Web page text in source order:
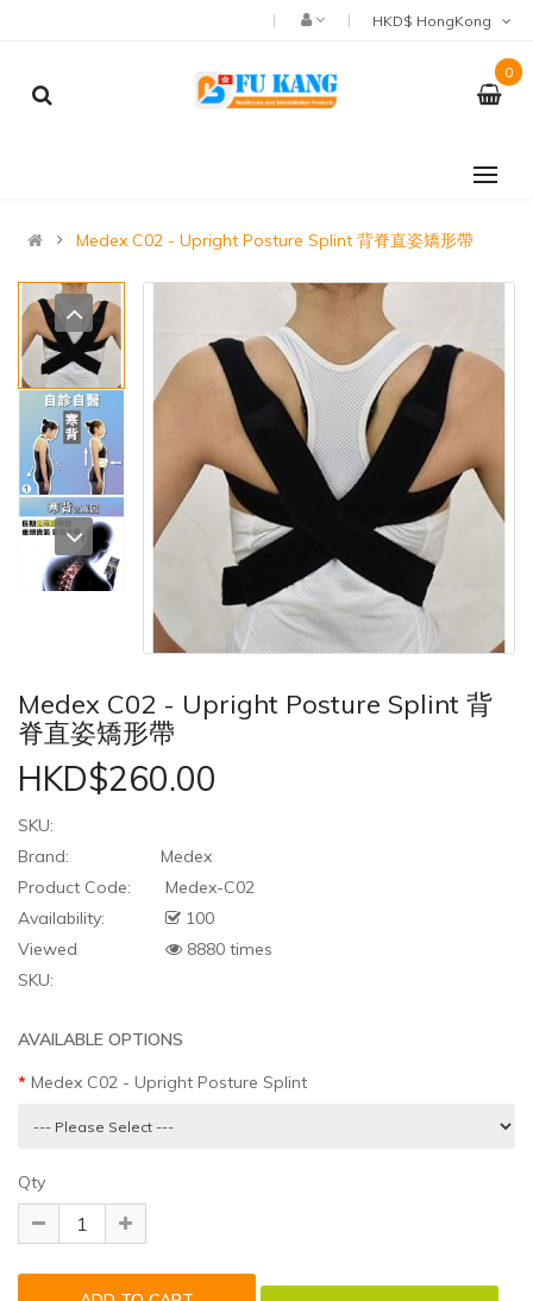
0
Medex C02 - Upright Posture Splint 背脊直姿矯形帶
Medex C02 - Upright Posture Splint 背
脊直姿矯形帶
HKD$260.00
SKU:
Brand:
Medex
Product Code:
Medex-C02
Availability:
100
Viewed
8880 times
SKU:
AVAILABLE OPTIONS
Medex C02 - Upright Posture Splint
Qty